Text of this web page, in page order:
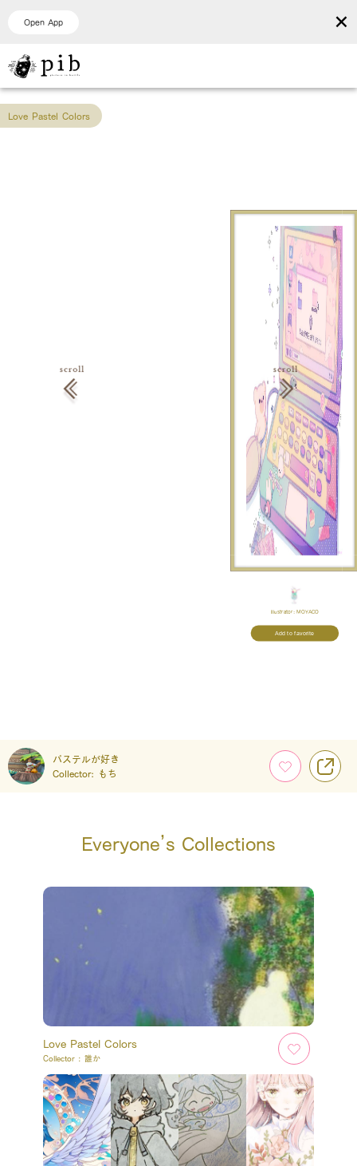
Open App ×
Love Pastel Colors
Illustrator: MOYACO
Add to favorite
パステルが好き
Collector:
もち
Everyone’s Collections
Love Pastel Colors
Collector : 誰か